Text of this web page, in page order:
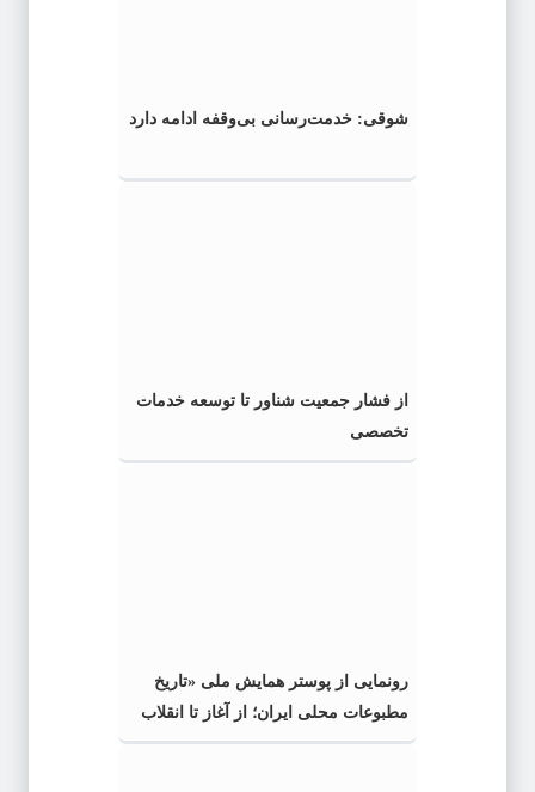
شوقی: خدمت‌رسانی بی‌وقفه ادامه دارد
از فشار جمعیت شناور تا توسعه خدمات
تخصصی
رونمایی از پوستر همایش ملی «تاریخ
مطبوعات محلی ایران؛ از آغاز تا انقلاب
اسلامی» در گیلان